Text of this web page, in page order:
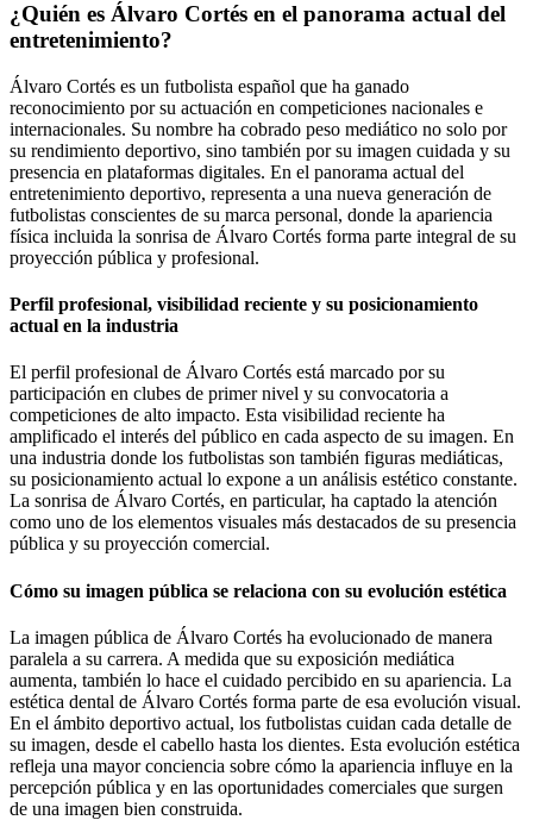
¿Quién es Álvaro Cortés en el panorama actual del
entretenimiento?
Álvaro Cortés es un futbolista español que ha ganado
reconocimiento por su actuación en competiciones nacionales e
internacionales. Su nombre ha cobrado peso mediático no solo por
su rendimiento deportivo, sino también por su imagen cuidada y su
presencia en plataformas digitales. En el panorama actual del
entretenimiento deportivo, representa a una nueva generación de
futbolistas conscientes de su marca personal, donde la apariencia
física incluida la sonrisa de Álvaro Cortés forma parte integral de su
proyección pública y profesional.
Perfil profesional, visibilidad reciente y su posicionamiento
actual en la industria
El perfil profesional de Álvaro Cortés está marcado por su
participación en clubes de primer nivel y su convocatoria a
competiciones de alto impacto. Esta visibilidad reciente ha
amplificado el interés del público en cada aspecto de su imagen. En
una industria donde los futbolistas son también figuras mediáticas,
su posicionamiento actual lo expone a un análisis estético constante.
La sonrisa de Álvaro Cortés, en particular, ha captado la atención
como uno de los elementos visuales más destacados de su presencia
pública y su proyección comercial.
Cómo su imagen pública se relaciona con su evolución estética
La imagen pública de Álvaro Cortés ha evolucionado de manera
paralela a su carrera. A medida que su exposición mediática
aumenta, también lo hace el cuidado percibido en su apariencia. La
estética dental de Álvaro Cortés forma parte de esa evolución visual.
En el ámbito deportivo actual, los futbolistas cuidan cada detalle de
su imagen, desde el cabello hasta los dientes. Esta evolución estética
refleja una mayor conciencia sobre cómo la apariencia influye en la
percepción pública y en las oportunidades comerciales que surgen
de una imagen bien construida.